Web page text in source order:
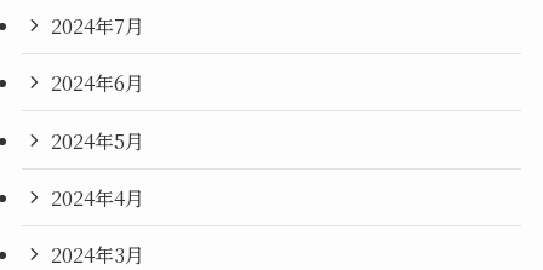
2024年7月
2024年6月
2024年5月
2024年4月
2024年3月